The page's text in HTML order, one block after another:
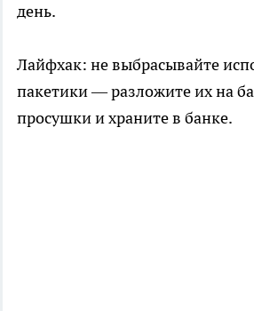
день.
Лайфхак: не выбрасывайте
пакетики — разложите их на
просушки и храните в банке.